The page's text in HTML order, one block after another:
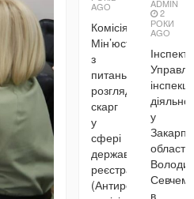
AGO
Комісія
Мін’юсту
з
питань
розгляду
скарг
у
сфері
державної
реєстрації
(Антирейдерська
ADMIN
2
РОКИ
AGO
діяльності
у
області
Севчем
в